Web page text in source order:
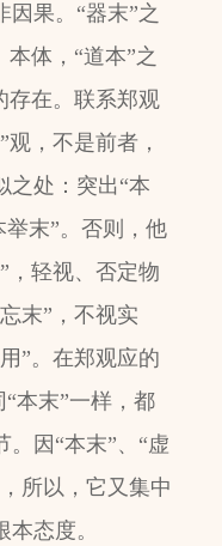
果。“器末”之
体，“道本”之
存在。联系郑观
，不是前者，
之处：突出“本
举末”。否则，他
，轻视、否定物
末”，不视实
”。在郑观应的
本末”一样，都
因“本末”、“虚
所以，它又集中
态度。